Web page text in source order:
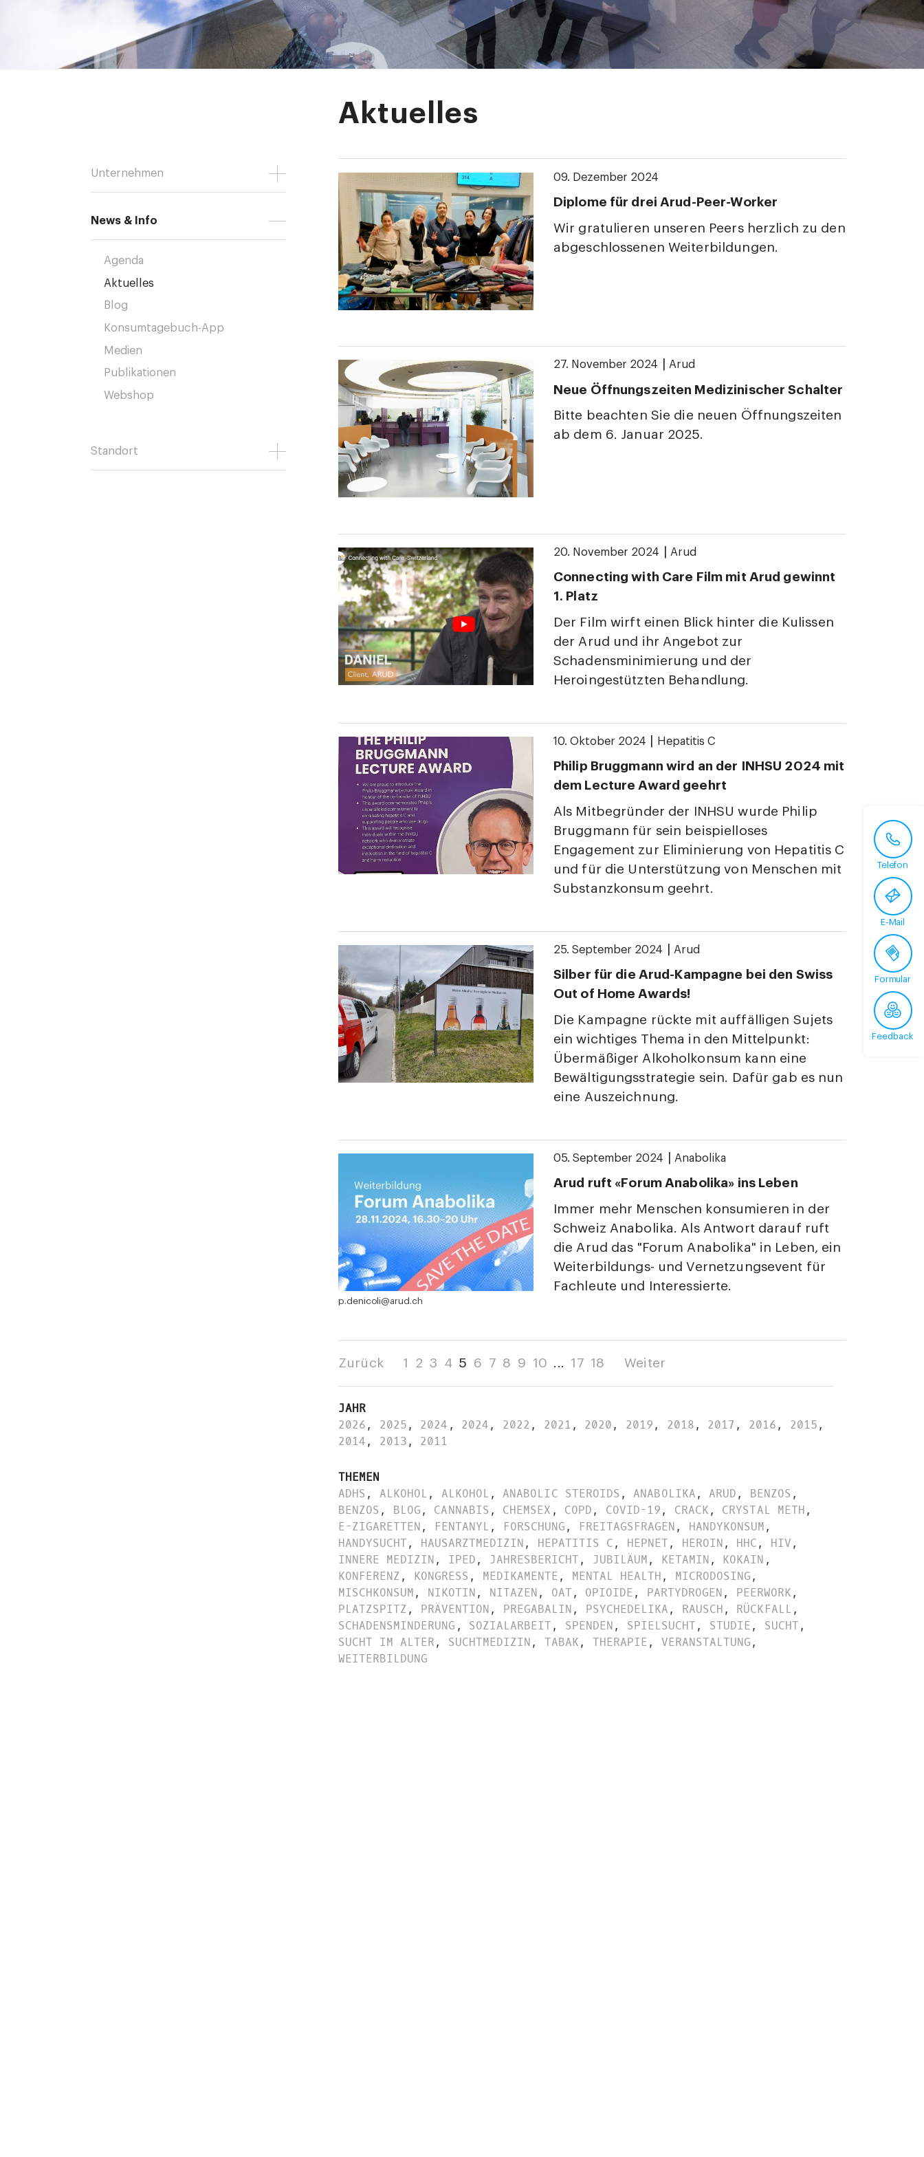
Aktuelles
Unternehmen
News & Info
Agenda
Aktuelles
Blog
Konsumtagebuch-App
Medien
Publikationen
Webshop
Standort
09. Dezember 2024
Diplome für drei Arud-Peer-Worker
Wir gratulieren unseren Peers herzlich zu den
abgeschlossenen Weiterbildungen.
27. November 2024 Arud
Neue Öffnungszeiten Medizinischer Schalter
Bitte beachten Sie die neuen Öffnungszeiten
ab dem 6. Januar 2025.
20. November 2024 Arud
Connecting with Care Film mit Arud gewinnt
1. Platz
Der Film wirft einen Blick hinter die Kulissen
der Arud und ihr Angebot zur
Schadensminimierung und der
Heroingestützten Behandlung.
10. Oktober 2024 Hepatitis C
Philip Bruggmann wird an der INHSU 2024 mit
dem Lecture Award geehrt
Als Mitbegründer der INHSU wurde Philip
Bruggmann für sein beispielloses
Engagement zur Eliminierung von Hepatitis C
und für die Unterstützung von Menschen mit
Substanzkonsum geehrt.
25. September 2024 Arud
Silber für die Arud-Kampagne bei den Swiss
Out of Home Awards!
Die Kampagne rückte mit auffälligen Sujets
ein wichtiges Thema in den Mittelpunkt:
Übermäßiger Alkoholkonsum kann eine
Bewältigungsstrategie sein. Dafür gab es nun
eine Auszeichnung.
p.denicoli@arud.ch
05. September 2024 Anabolika
Arud ruft «Forum Anabolika» ins Leben
Immer mehr Menschen konsumieren in der
Schweiz Anabolika. Als Antwort darauf ruft
die Arud das "Forum Anabolika" in Leben, ein
Weiterbildungs- und Vernetzungsevent für
Fachleute und Interessierte.
Zurück 1 2 3 4 5 6 7 8 9 10 ... 17 18 Weiter
JAHR
2026, 2025, 2024 , 2024, 2022 , 2021, 2020, 2019, 2018, 2017 , 2016, 2015,
2014, 2013, 2011
THEMEN
ADHS , ALKOHOL, ALKOHOL, ANABOLIC STEROIDS , ANABOLIKA, ARUD, BENZOS ,
BENZOS , BLOG, CANNABIS , CHEMSEX , COPD, COVID-19, CRACK, CRYSTAL METH,
E-ZIGARETTEN, FENTANYL, FORSCHUNG, FREITAGSFRAGEN, HANDYKONSUM,
HANDYSUCHT, HAUSARZTMEDIZIN, HEPATITIS C, HEPNET, HEROIN, HHC, HIV,
INNERE MEDIZIN, IPED, JAHRESBERICHT, JUBILÄUM, KETAMIN, KOKAIN ,
KONFERENZ, KONGRESS , MEDIKAMENTE, MENTAL HEALTH, MICRODOSING,
MISCHKONSUM, NIKOTIN, NITAZEN, OAT, OPIOIDE, PARTYDROGEN, PEERWORK,
PLATZSPITZ, PRÄVENTION, PREGABALIN, PSYCHEDELIKA, RAUSCH, RÜCKFALL,
SCHADENSMINDERUNG , SOZIALARBEIT, SPENDEN, SPIELSUCHT, STUDIE, SUCHT,
SUCHT IM ALTER, SUCHTMEDIZIN, TABAK, THERAPIE, VERANSTALTUNG,
WEITERBILDUNG
Telefon
E-Mail
Formular
Feedback